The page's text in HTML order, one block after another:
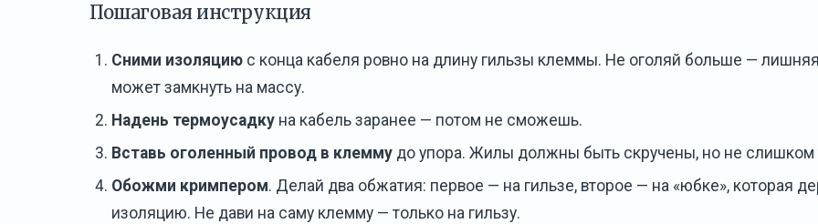
Пошаговая инструкция
Сними изоляцию с конца кабеля ровно на длину гильзы клеммы. Не оголяй больше —
может замкнуть на массу.
Надень термоусадку на кабель заранее — потом не сможешь.
Вставь оголенный провод в клемму до упора. Жилы должны быть скручены, но не слишком
Обожми кримпером. Делай два обжатия: первое — на гильзе, второе — на «юбке», которая
изоляцию. Не дави на саму клемму — только на гильзу.